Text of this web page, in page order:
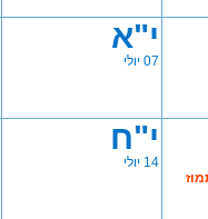
י"א
07 יולי
י"ח
14 יולי